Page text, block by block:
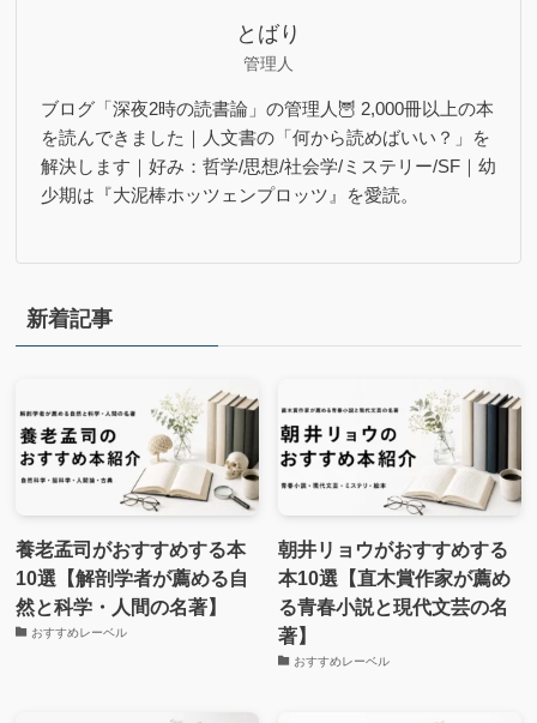
とばり
管理人
ブログ「深夜2時の読書論」の管理人🦉 2,000冊以上の本
を読んできました｜人文書の「何から読めばいい？」を
解決します｜好み：哲学/思想/社会学/ミステリー/SF｜幼
少期は『大泥棒ホッツェンプロッツ』を愛読。
新着記事
養老孟司がおすすめする本
10選【解剖学者が薦める自
然と科学・人間の名著】
おすすめレーベル
朝井リョウがおすすめする
本10選【直木賞作家が薦め
る青春小説と現代文芸の名
著】
おすすめレーベル